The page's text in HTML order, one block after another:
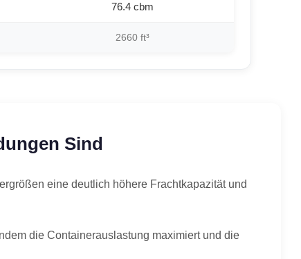
76.4 cbm
2660 ft³
Sind
eine deutlich höhere Frachtkapazität und
die Containerauslastung maximiert und die